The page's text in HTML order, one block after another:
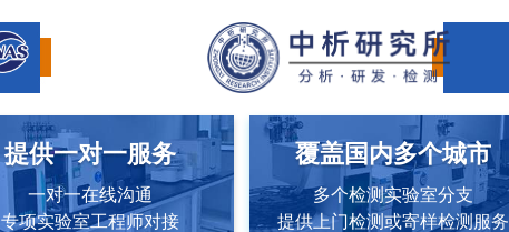
提供一对一服务
一对一在线沟通
专项实验室工程师对接
覆盖国内多个城市
多个检测实验室分支
提供上门检测或寄样检测服务